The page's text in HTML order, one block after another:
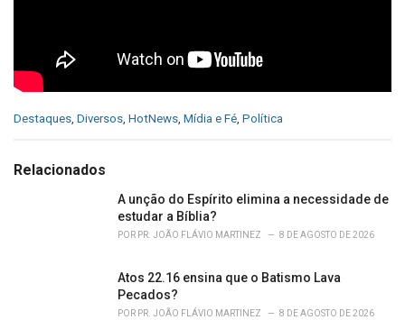
C
e
Destaques Diversos HotNews Mídia e Fé Política
Relacionados
A unção do Espírito elimina a necessidade de
estudar a Bíblia?
POR PR. JOÃO FLÁVIO MARTINEZ 8 DE AGOSTO DE 2026
Atos 22.16 ensina que o Batismo Lava
Pecados?
POR PR. JOÃO FLÁVIO MARTINEZ 8 DE AGOSTO DE 2026